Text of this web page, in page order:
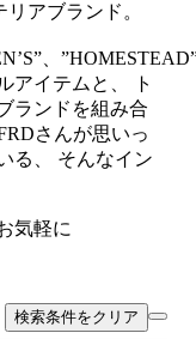
アブランド。
、
アイテムと、 ト
ランドを組み合
さんが思いっ
る、 そんなイン
気軽に
検索条件をクリア